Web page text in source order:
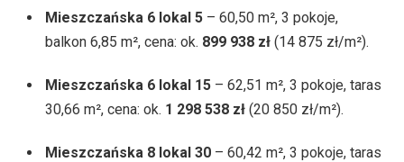
Mieszczańska 6 lokal 5 – 60,50 m², 3 pokoje,
balkon 6,85 m², cena: ok. 899 938 zł (14 875 zł/m²).
Mieszczańska 6 lokal 15 – 62,51 m², 3 pokoje, taras
30,66 m², cena: ok. 1 298 538 zł (20 850 zł/m²).
Mieszczańska 8 lokal 30 – 60,42 m², 3 pokoje, taras